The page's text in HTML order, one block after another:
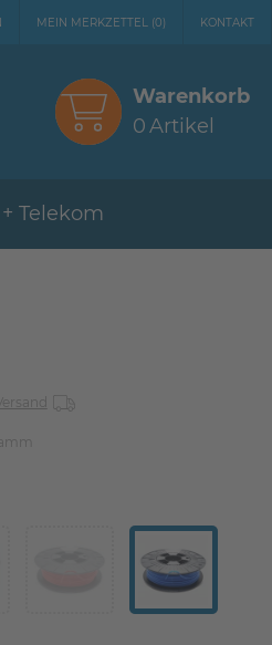
MEIN MERKZETTEL (0) KONTAKT
Warenkorb
0Artikel
Telekom
Versand